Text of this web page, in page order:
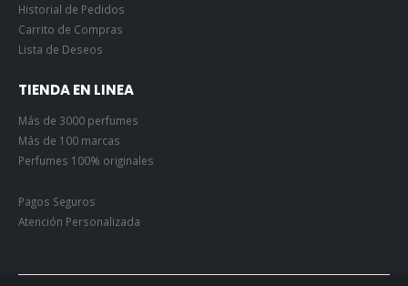
Historial de Pedidos
Carrito de Compras
Lista de Deseos
TIENDA EN LINEA
Más de 3000 perfumes
Más de 100 marcas
Perfumes 100% originales
Pagos Seguros
Atención Personalizada